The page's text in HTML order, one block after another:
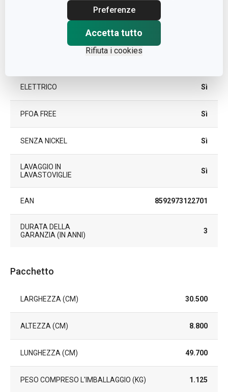
Preferenze
Accetta tutto
Rifiuta i cookies
ELETTRICO Sì
PFOA FREE Sì
SENZA NICKEL Sì
LAVAGGIO IN
LAVASTOVIGLIE
Sì
EAN 8592973122701
DURATA DELLA
GARANZIA (IN ANNI)
3
Pacchetto
LARGHEZZA (CM) 30.500
ALTEZZA (CM) 8.800
LUNGHEZZA (CM) 49.700
PESO COMPRESO L'IMBALLAGGIO (KG) 1.125